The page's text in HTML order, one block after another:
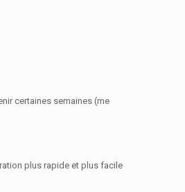
certaines semaines (me
plus rapide et plus facile